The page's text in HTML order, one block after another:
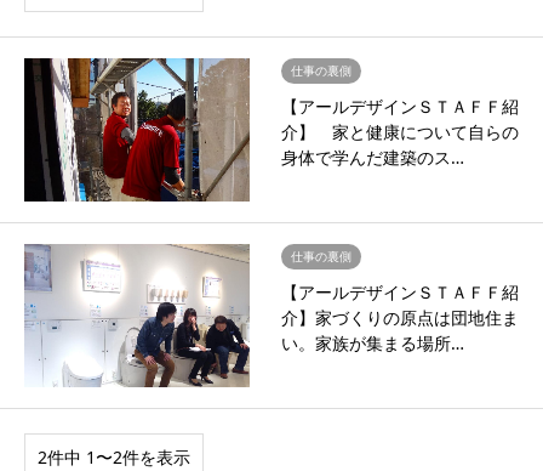
仕事の裏側
【アールデザインＳＴＡＦＦ紹
介】 家と健康について自らの
身体で学んだ建築のス…
仕事の裏側
【アールデザインＳＴＡＦＦ紹
介】家づくりの原点は団地住ま
い。家族が集まる場所…
2件中 1〜2件を表示